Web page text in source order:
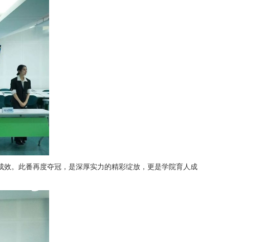
。此番再度夺冠，是深厚实力的精彩绽放，更是学院育人成